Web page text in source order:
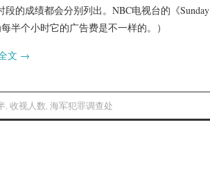
的成绩都会分别列出。NBC电视台的《Sunday
半个小时它的广告费是不一样的。）
文 →
,收视人数,海军犯罪调查处